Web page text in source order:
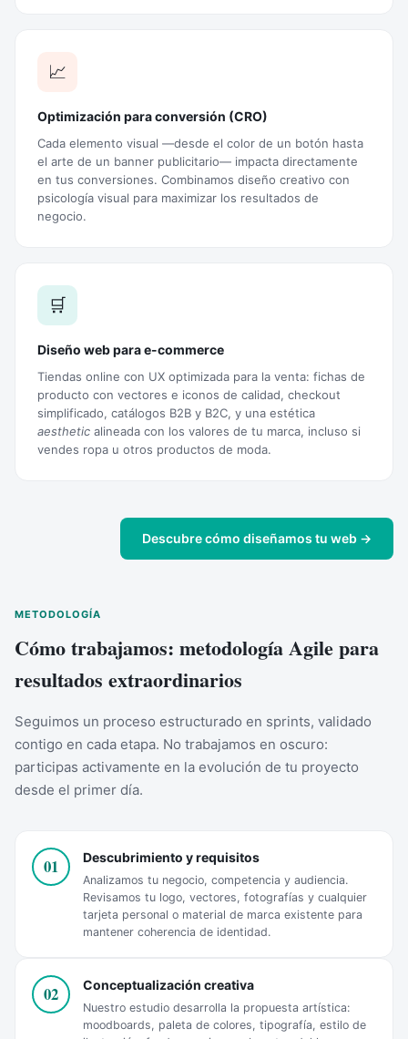
📈
Optimización para conversión (CRO)
Cada elemento visual —desde el color de un botón hasta
el arte de un banner publicitario— impacta directamente
en tus conversiones. Combinamos diseño creativo con
psicología visual para maximizar los resultados de
negocio.
🛒
Diseño web para e-commerce
Tiendas online con UX optimizada para la venta: fichas de
producto con vectores e iconos de calidad, checkout
simplificado, catálogos B2B y B2C, y una estética
aesthetic alineada con los valores de tu marca, incluso si
vendes ropa u otros productos de moda.
Descubre cómo diseñamos tu web →
METODOLOGÍA
Cómo trabajamos: metodología Agile para
resultados extraordinarios
Seguimos un proceso estructurado en sprints, validado
contigo en cada etapa. No trabajamos en oscuro:
participas activamente en la evolución de tu proyecto
desde el primer día.
01 Descubrimiento y requisitos
Analizamos tu negocio, competencia y audiencia.
Revisamos tu logo, vectores, fotografías y cualquier
tarjeta personal o material de marca existente para
mantener coherencia de identidad.
02 Conceptualización creativa
Nuestro estudio desarrolla la propuesta artística:
moodboards, paleta de colores, tipografía, estilo de